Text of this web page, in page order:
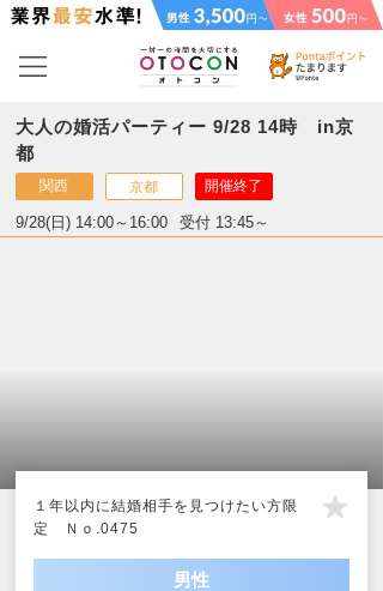
大人の婚活パーティー 9/28 14時 in京
都
関西 京都 開催終了
9/28(日) 14:00～16:00 受付 13:45～
１年以内に結婚相手を見つけたい方限
定 Ｎｏ.0475
男性